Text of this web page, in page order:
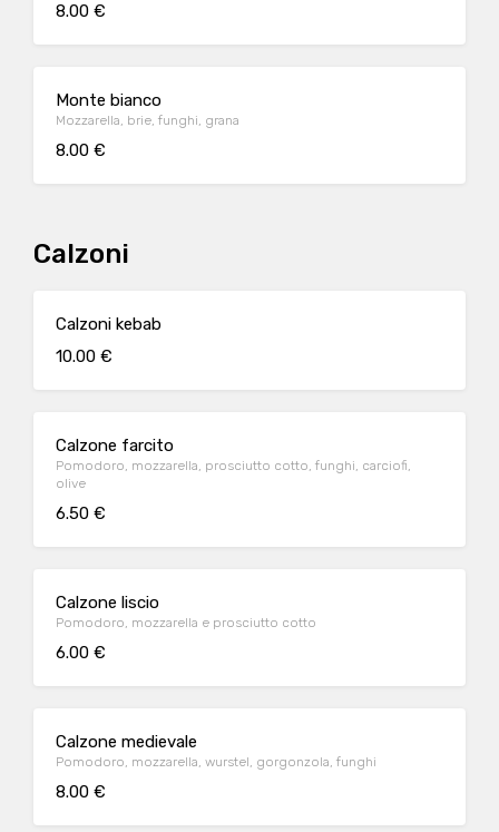
8.00 €
Monte bianco
Mozzarella, brie, funghi, grana
8.00 €
Calzoni
Calzoni kebab
10.00 €
Calzone farcito
Pomodoro, mozzarella, prosciutto cotto, funghi, carciofi,
olive
6.50 €
Calzone liscio
Pomodoro, mozzarella e prosciutto cotto
6.00 €
Calzone medievale
Pomodoro, mozzarella, wurstel, gorgonzola, funghi
8.00 €